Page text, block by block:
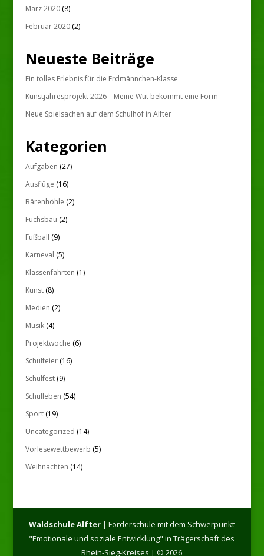
März 2020(8)
Februar 2020(2)
Neueste Beiträge
Ein tolles Erlebnis für die Erdmännchen-Klasse
Kunstjahresprojekt 2026 – Meine Wut bekommt eine Form
Neue Spielsachen auf dem Schulhof in Alfter
Kategorien
Aufgaben (27)
Ausflüge (16)
Bärenhöhle (2)
Fuchsbau (2)
Fußball (9)
Karneval (5)
Klassenfahrten (1)
Kunst(8)
Medien (2)
Musik(4)
Projektwoche (6)
Schulfeier(16)
Schulfest(9)
Schulleben (54)
Sport(19)
Uncategorized (14)
Vorlesewettbewerb (5)
Weihnachten (14)
Waldschule Alfter | Förderschule mit dem Schwerpunkt
"Emotionale und soziale Entwicklung" in Trägerschaft des
Rhein-Sieg-Kreises | © 2026